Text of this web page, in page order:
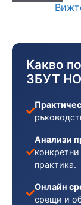
Какво
ЗБУТ
Анализи
практика.
Онлайн
срещи и